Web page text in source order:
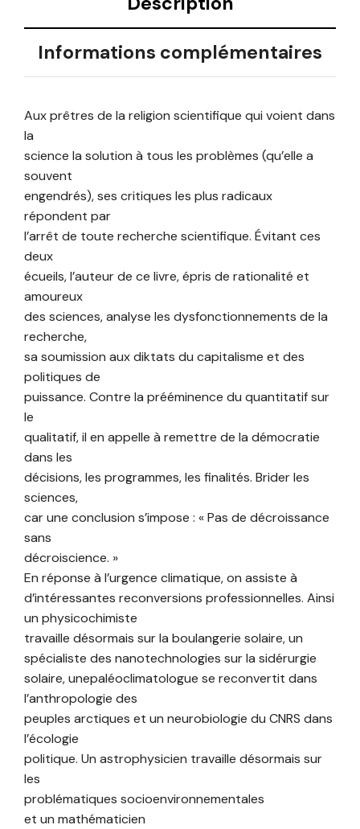
Informations complémentaires
Aux prêtres de la religion scientifique qui voient dans
la
science la solution à tous les problèmes (qu’elle a
souvent
engendrés), ses critiques les plus radicaux
répondent par
l’arrêt de toute recherche scientifique. Évitant ces
deux
écueils, l’auteur de ce livre, épris de rationalité et
amoureux
des sciences, analyse les dysfonctionnements de la
recherche,
sa soumission aux diktats du capitalisme et des
politiques de
puissance. Contre la prééminence du quantitatif sur
le
qualitatif, il en appelle à remettre de la démocratie
dans les
décisions, les programmes, les finalités. Brider les
sciences,
car une conclusion s’impose : « Pas de décroissance
sans
décroiscience. »
En réponse à l’urgence climatique, on assiste à
d’intéressantes reconversions professionnelles. Ainsi
un physicochimiste
travaille désormais sur la boulangerie solaire, un
spécialiste des nanotechnologies sur la sidérurgie
solaire, unepaléoclimatologue se reconvertit dans
l’anthropologie des
peuples arctiques et un neurobiologie du CNRS dans
l’écologie
politique. Un astrophysicien travaille désormais sur
les
problématiques socioenvironnementales
et un mathématicien